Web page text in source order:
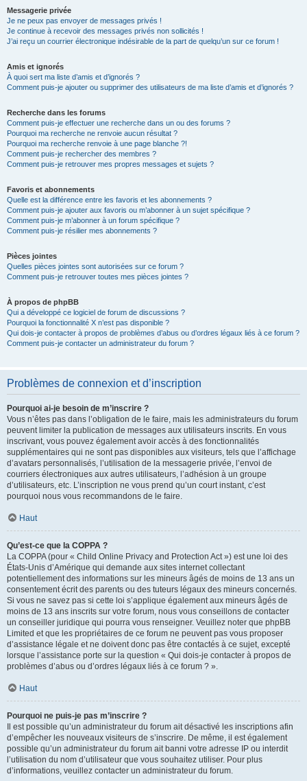
Messagerie privée
Je ne peux pas envoyer de messages privés !
Je continue à recevoir des messages privés non sollicités !
J’ai reçu un courrier électronique indésirable de la part de quelqu’un sur ce forum !
Amis et ignorés
À quoi sert ma liste d’amis et d’ignorés ?
Comment puis-je ajouter ou supprimer des utilisateurs de ma liste d’amis et d’ignorés ?
Recherche dans les forums
Comment puis-je effectuer une recherche dans un ou des forums ?
Pourquoi ma recherche ne renvoie aucun résultat ?
Pourquoi ma recherche renvoie à une page blanche ?!
Comment puis-je rechercher des membres ?
Comment puis-je retrouver mes propres messages et sujets ?
Favoris et abonnements
Quelle est la différence entre les favoris et les abonnements ?
Comment puis-je ajouter aux favoris ou m’abonner à un sujet spécifique ?
Comment puis-je m’abonner à un forum spécifique ?
Comment puis-je résilier mes abonnements ?
Pièces jointes
Quelles pièces jointes sont autorisées sur ce forum ?
Comment puis-je retrouver toutes mes pièces jointes ?
À propos de phpBB
Qui a développé ce logiciel de forum de discussions ?
Pourquoi la fonctionnalité X n’est pas disponible ?
Qui dois-je contacter à propos de problèmes d’abus ou d’ordres légaux liés à ce forum ?
Comment puis-je contacter un administrateur du forum ?
Problèmes de connexion et d’inscription
Pourquoi ai-je besoin de m’inscrire ?
Vous n’êtes pas dans l’obligation de le faire, mais les administrateurs du forum
peuvent limiter la publication de messages aux utilisateurs inscrits. En vous
inscrivant, vous pouvez également avoir accès à des fonctionnalités
supplémentaires qui ne sont pas disponibles aux visiteurs, tels que l’affichage
d’avatars personnalisés, l’utilisation de la messagerie privée, l’envoi de
courriers électroniques aux autres utilisateurs, l’adhésion à un groupe
d’utilisateurs, etc. L’inscription ne vous prend qu’un court instant, c’est
pourquoi nous vous recommandons de le faire.
Haut
Qu’est-ce que la COPPA ?
La COPPA (pour « Child Online Privacy and Protection Act ») est une loi des
États-Unis d’Amérique qui demande aux sites internet collectant
potentiellement des informations sur les mineurs âgés de moins de 13 ans un
consentement écrit des parents ou des tuteurs légaux des mineurs concernés.
Si vous ne savez pas si cette loi s’applique également aux mineurs âgés de
moins de 13 ans inscrits sur votre forum, nous vous conseillons de contacter
un conseiller juridique qui pourra vous renseigner. Veuillez noter que phpBB
Limited et que les propriétaires de ce forum ne peuvent pas vous proposer
d’assistance légale et ne doivent donc pas être contactés à ce sujet, excepté
lorsque l’assistance porte sur la question « Qui dois-je contacter à propos de
problèmes d’abus ou d’ordres légaux liés à ce forum ? ».
Haut
Pourquoi ne puis-je pas m’inscrire ?
Il est possible qu’un administrateur du forum ait désactivé les inscriptions afin
d’empêcher les nouveaux visiteurs de s’inscrire. De même, il est également
possible qu’un administrateur du forum ait banni votre adresse IP ou interdit
l’utilisation du nom d’utilisateur que vous souhaitez utiliser. Pour plus
d’informations, veuillez contacter un administrateur du forum.